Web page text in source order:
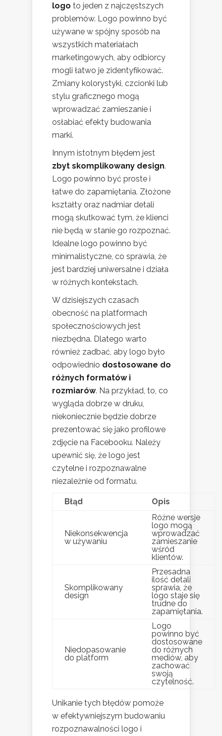
logo to jeden z najczęstszych
problemów. Logo powinno być
używane w spójny sposób na
wszystkich materiałach
marketingowych, aby odbiorcy
mogli łatwo je zidentyfikować.
Zmiany kolorystyki, czcionki lub
stylu graficznego mogą
wprowadzać zamieszanie i
osłabiać efekty budowania
marki.
Innym istotnym błędem jest
zbyt skomplikowany design.
Logo powinno być proste i
łatwe do zapamiętania. Złożone
kształty oraz nadmiar detali
mogą skutkować tym, że klienci
nie będą w stanie go rozpoznać.
Idealne logo powinno być
minimalistyczne, co sprawia, że
jest bardziej uniwersalne i działa
w różnych kontekstach.
W dzisiejszych czasach
obecność na platformach
społecznościowych jest
niezbędna. Dlatego warto
również zadbać, aby logo było
odpowiednio dostosowane do
różnych formatów i
rozmiarów. Na przykład, to, co
wygląda dobrze w druku,
niekoniecznie będzie dobrze
prezentować się jako profilowe
zdjęcie na Facebooku. Należy
upewnić się, że logo jest
czytelne i rozpoznawalne
niezależnie od formatu.
Błąd Opis
Niekonsekwencja
w używaniu
Różne wersje
logo mogą
wprowadzać
zamieszanie
wśród
klientów.
Skomplikowany
design
Przesadna
ilość detali
sprawia, że
logo staje się
trudne do
zapamiętania.
Niedopasowanie
do platform
Logo
powinno być
dostosowane
do różnych
mediów, aby
zachować
swoją
czytelność.
Unikanie tych błędów pomoże
w efektywniejszym budowaniu
rozpoznawalności logo i